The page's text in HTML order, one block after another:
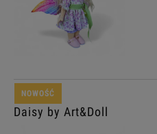
Daisy by Art&Doll
NOWOŚĆ